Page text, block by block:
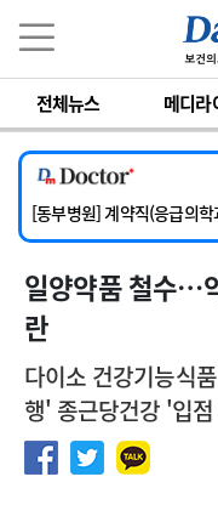
전체뉴스 메디라
[서울아산병원] 2026년 하반
[영남대학교의료원] 마취통
[충남대학교병원] 소아청소
[동부병원] 계약직(응급의
[이대목동병원] 하반기 전
[서울아산병원] 2026년 하
[영남대학교의료원] 마취통
일양약품 철수…
란
다이소 건강기능식
행' 종근당건강 '입